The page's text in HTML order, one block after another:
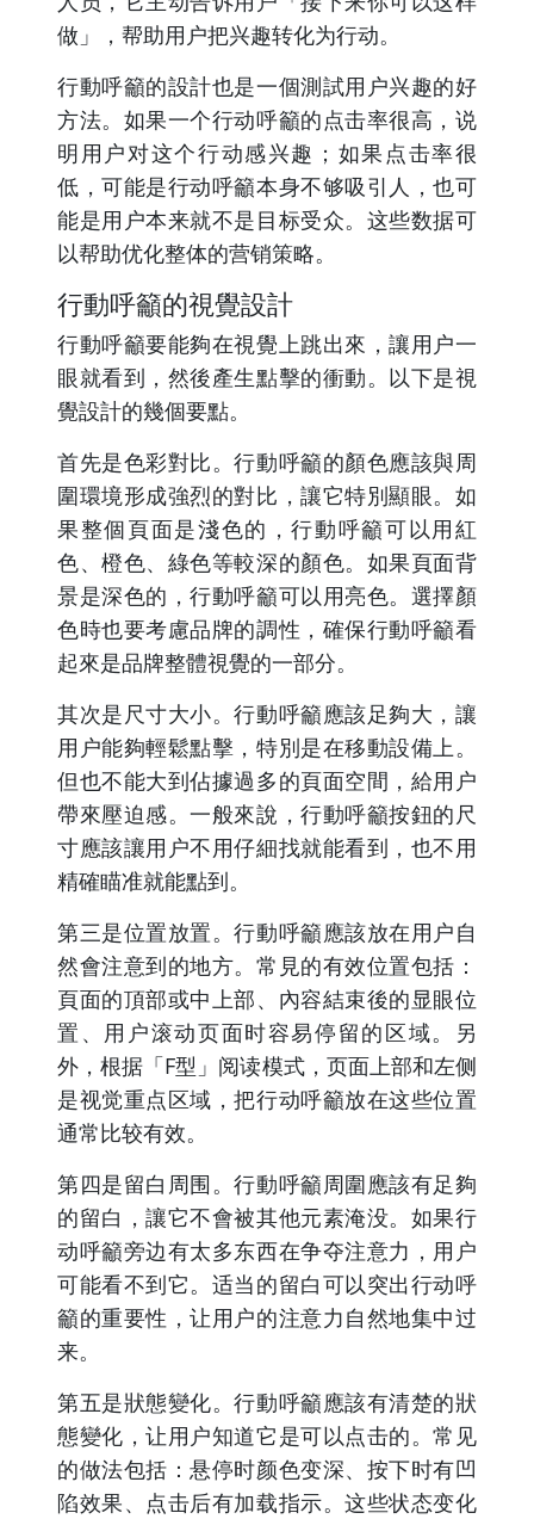
做」，帮助用户把兴趣转化为行动。
行動呼籲的設計也是一個測試用户兴趣的好
方法。如果一个行动呼籲的点击率很高，说
明用户对这个行动感兴趣；如果点击率很
低，可能是行动呼籲本身不够吸引人，也可
能是用户本来就不是目标受众。这些数据可
以帮助优化整体的营销策略。
行動呼籲的視覺設計
行動呼籲要能夠在視覺上跳出來，讓用户一
眼就看到，然後產生點擊的衝動。以下是視
覺設計的幾個要點。
首先是色彩對比。行動呼籲的顏色應該與周
圍環境形成強烈的對比，讓它特別顯眼。如
果整個頁面是淺色的，行動呼籲可以用紅
色、橙色、綠色等較深的顏色。如果頁面背
景是深色的，行動呼籲可以用亮色。選擇顏
色時也要考慮品牌的調性，確保行動呼籲看
起來是品牌整體視覺的一部分。
其次是尺寸大小。行動呼籲應該足夠大，讓
用户能夠輕鬆點擊，特別是在移動設備上。
但也不能大到佔據過多的頁面空間，給用户
帶來壓迫感。一般來說，行動呼籲按鈕的尺
寸應該讓用户不用仔細找就能看到，也不用
精確瞄准就能點到。
第三是位置放置。行動呼籲應該放在用户自
然會注意到的地方。常見的有效位置包括：
頁面的頂部或中上部、內容結束後的显眼位
置、用户滚动页面时容易停留的区域。另
外，根据「F型」阅读模式，页面上部和左侧
是视觉重点区域，把行动呼籲放在这些位置
通常比较有效。
第四是留白周围。行動呼籲周圍應該有足夠
的留白，讓它不會被其他元素淹没。如果行
动呼籲旁边有太多东西在争夺注意力，用户
可能看不到它。适当的留白可以突出行动呼
籲的重要性，让用户的注意力自然地集中过
来。
第五是狀態變化。行動呼籲應該有清楚的狀
態變化，让用户知道它是可以点击的。常见
的做法包括：悬停时颜色变深、按下时有凹
陷效果、点击后有加载指示。这些状态变化